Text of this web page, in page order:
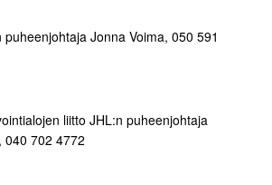
Jonna Voima, 050 591
liitto JHL:n puheenjohtaja
040 702 4772